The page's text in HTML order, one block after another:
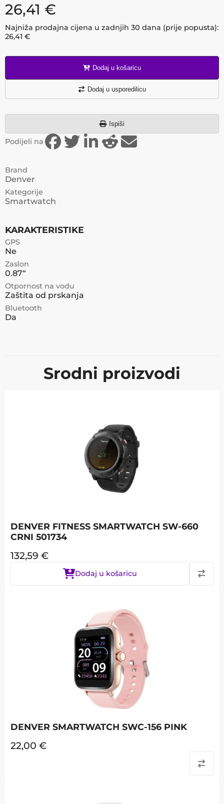
26,41 €
Najniža prodajna cijena u zadnjih 30 dana (prije popusta):
26,41 €
Dodaj u košaricu
Dodaj u usporedilicu
Ispiši
Podijeli na
Brand
Denver
Kategorije
Smartwatch
KARAKTERISTIKE
GPS
Ne
Zaslon
0.87“
Otpornost na vodu
Zaštita od prskanja
Bluetooth
Da
Srodni proizvodi
DENVER FITNESS SMARTWATCH SW-660
CRNI 501734
132,59 €
Dodaj u košaricu
DENVER SMARTWATCH SWC-156 PINK
22,00 €